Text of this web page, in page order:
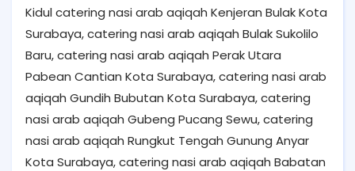
Kidul catering nasi arab aqiqah Kenjeran Bulak Kota
Surabaya, catering nasi arab aqiqah Bulak Sukolilo
Baru, catering nasi arab aqiqah Perak Utara
Pabean Cantian Kota Surabaya, catering nasi arab
aqiqah Gundih Bubutan Kota Surabaya, catering
nasi arab aqiqah Gubeng Pucang Sewu, catering
nasi arab aqiqah Rungkut Tengah Gunung Anyar
Kota Surabaya, catering nasi arab aqiqah Babatan